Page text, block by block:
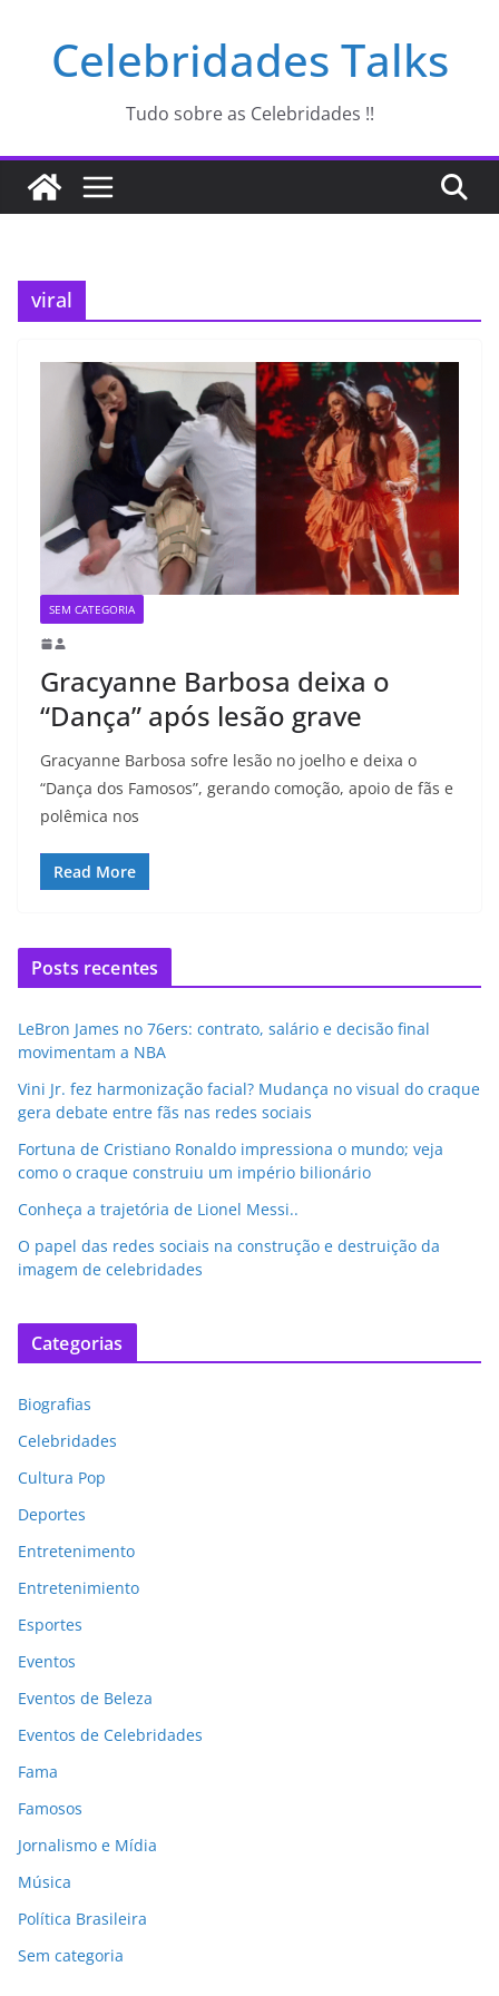
Celebridades Talks
Tudo sobre as Celebridades !!
viral
SEM CATEGORIA
Gracyanne Barbosa deixa o
“Dança” após lesão grave
Gracyanne Barbosa sofre lesão no joelho e deixa o
“Dança dos Famosos”, gerando comoção, apoio de fãs e
polêmica nos
Read More
Posts recentes
LeBron James no 76ers: contrato, salário e decisão final
movimentam a NBA
Vini Jr. fez harmonização facial? Mudança no visual do craque
gera debate entre fãs nas redes sociais
Fortuna de Cristiano Ronaldo impressiona o mundo; veja
como o craque construiu um império bilionário
Conheça a trajetória de Lionel Messi..
O papel das redes sociais na construção e destruição da
imagem de celebridades
Categorias
Biografias
Celebridades
Cultura Pop
Deportes
Entretenimento
Entretenimiento
Esportes
Eventos
Eventos de Beleza
Eventos de Celebridades
Fama
Famosos
Jornalismo e Mídia
Música
Política Brasileira
Sem categoria